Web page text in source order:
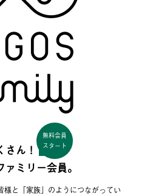
ん！
無料会員
スタート
ァミリー会員。
様と「家族」のようにつながってい